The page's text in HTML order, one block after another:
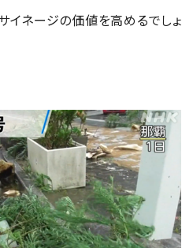
イネージの価値を高めるでしょ